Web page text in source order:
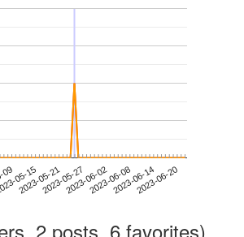
05-15
2023-05-212023-05-272023-06-022023-06-082023-06-142023-06-20
2 posts, 6 favorites)